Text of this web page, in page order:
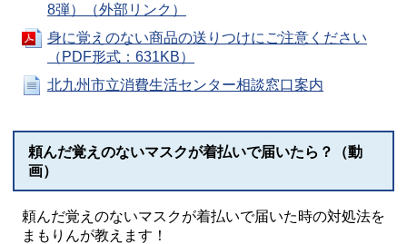
8弾）（外部リンク）
身に覚えのない商品の送りつけにご注意ください
（PDF形式：631KB）
北九州市立消費生活センター相談窓口案内
頼んだ覚えのないマスクが着払いで届いたら？（動
画）
頼んだ覚えのないマスクが着払いで届いた時の対処法を
まもりんが教えます！